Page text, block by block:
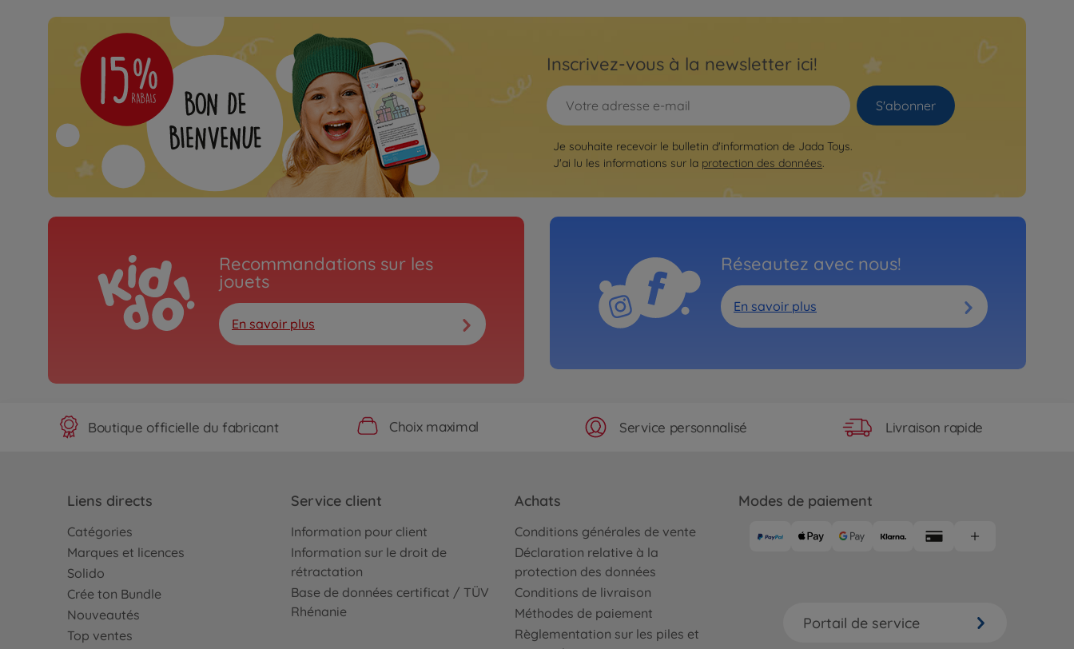
Inscrivez-vous à la newsletter ici!
S'abonner
Je souhaite recevoir le bulletin d'information de Jada Toys.
J'ai lu les informations sur la protection des données.
Recommandations sur les
jouets
En savoir plus
Réseautez avec nous!
En savoir plus
Boutique officielle du fabricant Choix maximal Service personnalisé Livraison rapide
Liens directs
Catégories
Marques et licences
Solido
Crée ton Bundle
Nouveautés
Top ventes
Service client
Information pour client
Information sur le droit de
rétractation
Base de données certificat / TÜV
Rhénanie
Achats
Conditions générales de vente
Déclaration relative à la
protection des données
Conditions de livraison
Méthodes de paiement
Règlementation sur les piles et
Modes de paiement
Portail de service